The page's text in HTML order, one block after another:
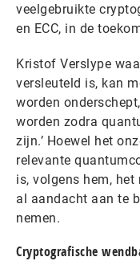
veelgebruikte
en ECC, in de
Kristof Verslype
versleuteld is, kan
worden
worden zodra
zijn.’ Hoewel het
relevante
is, volgens hem,
al aandacht aan te
nemen.
Cryptografische